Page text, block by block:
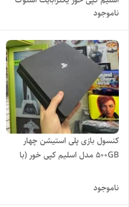
اروپایی
ناموجود
کنسول بازی پلی استیشن چهار
500GB مدل اسلیم کپی خور (با
ناموجود